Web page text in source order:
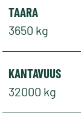
TAARA
3650 kg
KANTAVUUS
32000 kg